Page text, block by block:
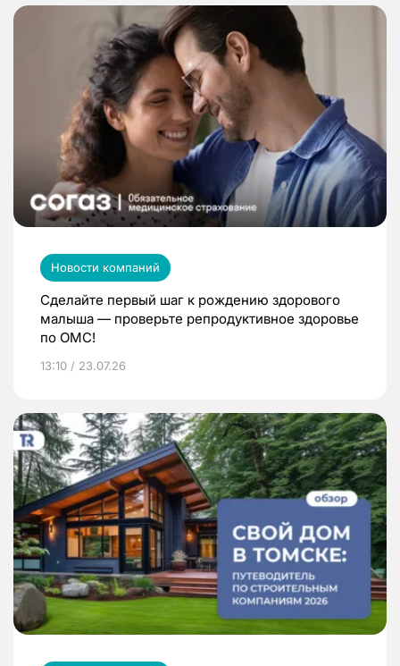
Новости компаний
Сделайте первый шаг к рождению здорового
малыша — проверьте репродуктивное здоровье
по ОМС!
13:10 / 23.07.26